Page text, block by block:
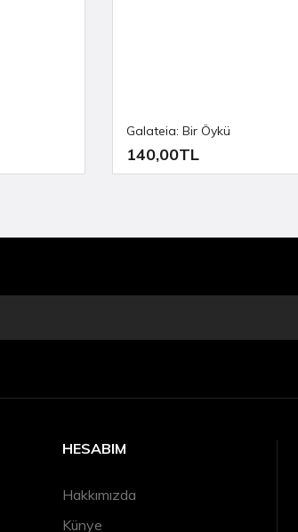
Galateia: Bir Öykü
140,00TL
HESABIM
Hakkımızda
Künye